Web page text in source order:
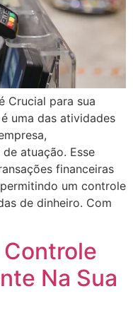
Crucial para sua
uma das atividades
atuação. Esse
financeiras
um controle
de dinheiro. Com
Controle
Na Sua